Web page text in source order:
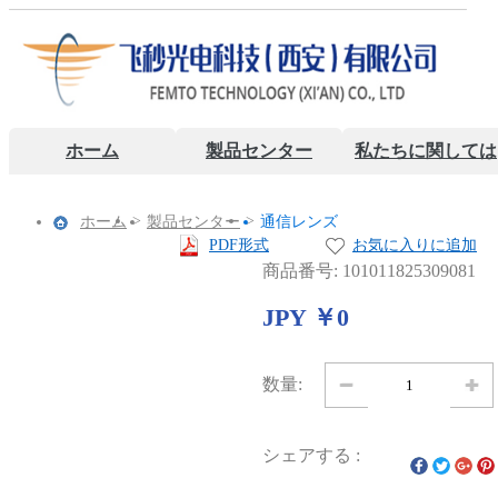
ホーム 製品センター 私たちに関しては
ホーム > 製品センター > 通信レンズ
PDF形式
お気に入りに追加
商品番号: 101011825309081
JPY ￥0
数量:
シェアする :